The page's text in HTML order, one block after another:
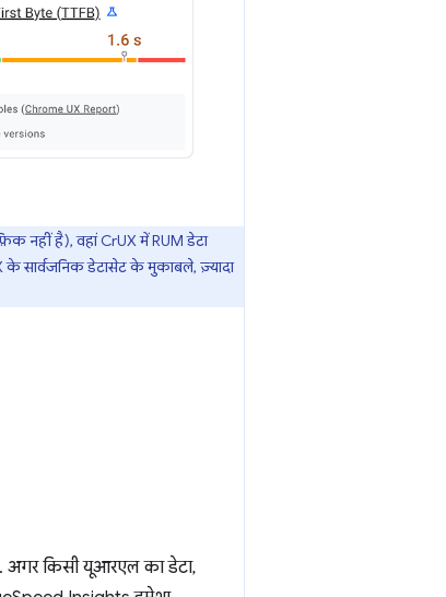
नहीं है), वहां CrUX में RUM डेटा
के सार्वजनिक डेटासेट के मुकाबले, ज़्यादा
किसी यूआरएल का डेटा,